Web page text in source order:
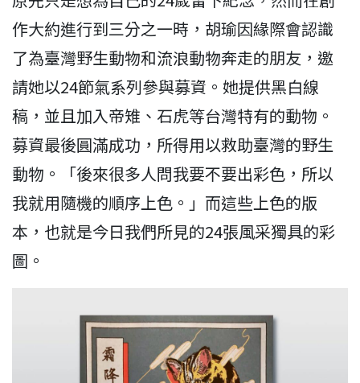
作大約進行到三分之一時，胡瑜因緣際會認識
了為臺灣野生動物和流浪動物奔走的朋友，邀
請她以24節氣系列參與募資。她提供黑白線
稿，並且加入帝雉、石虎等台灣特有的動物。
募資最後圓滿成功，所得用以救助臺灣的野生
動物。「後來很多人問我要不要出彩色，所以
我就用隨機的順序上色。」而這些上色的版
本，也就是今日我們所見的24張風采獨具的彩
圖。